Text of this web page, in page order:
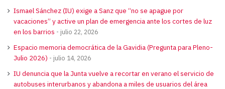
Ismael Sánchez (IU) exige a Sanz que “no se apague por
vacaciones” y active un plan de emergencia ante los cortes de luz
en los barrios
julio 22, 2026
Espacio memoria democrática de la Gavidia (Pregunta para Pleno-
Julio 2026)
julio 14, 2026
IU denuncia que la Junta vuelve a recortar en verano el servicio de
autobuses interurbanos y abandona a miles de usuarios del área